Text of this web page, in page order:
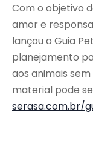
Com o objetivo
amor e
lançou o Guia
planejamento
aos animais
material pode
serasa.com.br/